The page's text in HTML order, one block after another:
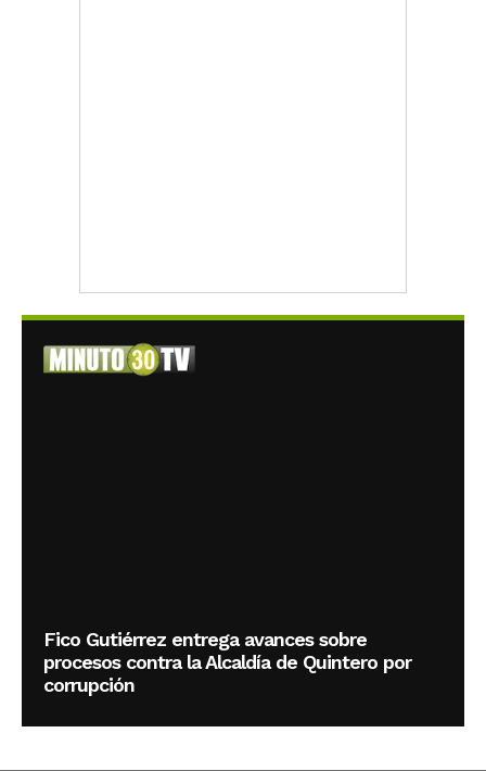
Fico Gutiérrez entrega avances sobre
procesos contra la Alcaldía de Quintero por
corrupción